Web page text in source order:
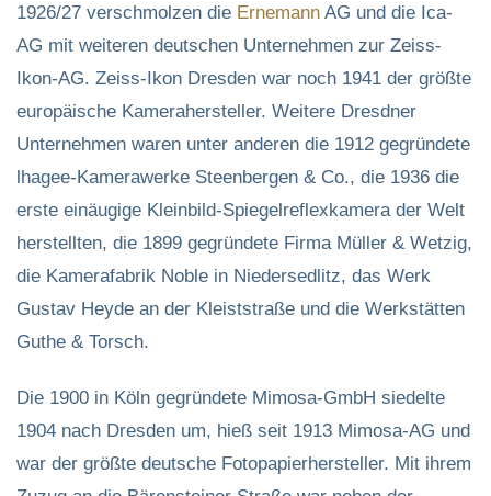
1926/27 verschmolzen die Ernemann AG und die Ica-
AG mit weiteren deutschen Unternehmen zur Zeiss-
Ikon-AG. Zeiss-Ikon Dresden war noch 1941 der größte
europäische Kamerahersteller. Weitere Dresdner
Unternehmen waren unter anderen die 1912 gegründete
lhagee-Kamerawerke Steenbergen & Co., die 1936 die
erste einäugige Kleinbild-Spiegelreflexkamera der Welt
herstellten, die 1899 gegründete Firma Müller & Wetzig,
die Kamerafabrik Noble in Niedersedlitz, das Werk
Gustav Heyde an der Kleiststraße und die Werkstätten
Guthe & Torsch.
Die 1900 in Köln gegründete Mimosa-GmbH siedelte
1904 nach Dresden um, hieß seit 1913 Mimosa-AG und
war der größte deutsche Fotopapierhersteller. Mit ihrem